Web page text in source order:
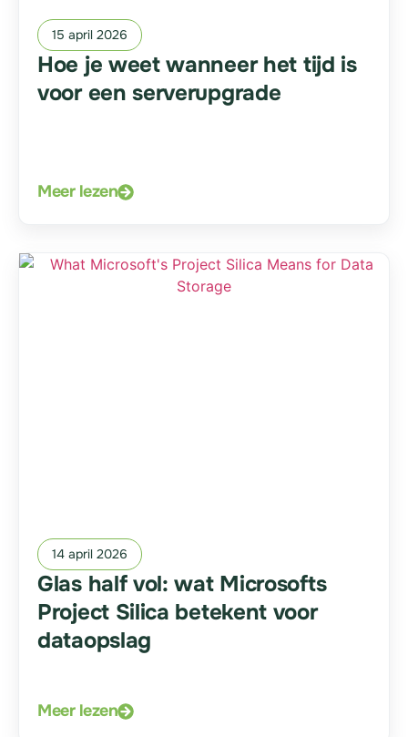
15 april 2026
Hoe je weet wanneer het tijd is
voor een serverupgrade
Meer lezen
14 april 2026
Glas half vol: wat Microsofts
Project Silica betekent voor
dataopslag
Meer lezen